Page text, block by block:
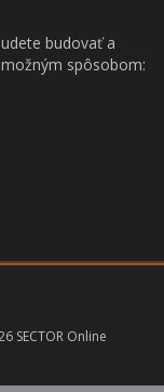
budovať a
spôsobom:
SECTOR Online